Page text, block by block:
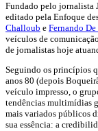
Fundado pelo jornalista
editado pela Enfoque
Challoub e Fernando
veículos de
de jornalistas hoje
Seguindo os princípios
anos 80 (depois
veículo impresso, o
tendências multimídias
mais variados públicos
sua essência: a